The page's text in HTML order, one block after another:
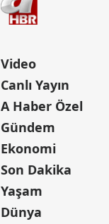
Video
Canlı Yayın
A Haber Özel
Gündem
Ekonomi
Son Dakika
Yaşam
Dünya